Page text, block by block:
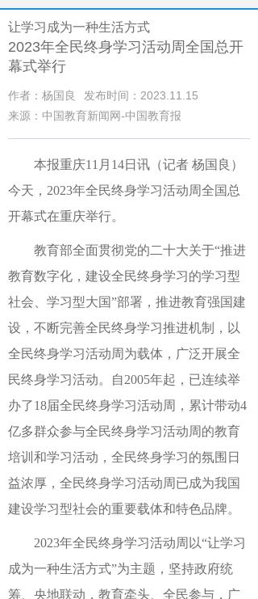
让学习成为一种生活方式
2023年全民终身学习活动周全国总开
幕式举行
作者：杨国良
发布时间：2023.11.15
来源：中国教育新闻网-中国教育报
本报重庆11月14日讯（记者 杨国良）
今天，2023年全民终身学习活动周全国总
开幕式在重庆举行。
教育部全面贯彻党的二十大关于“推进
教育数字化，建设全民终身学习的学习型
社会、学习型大国”部署，推进教育强国建
设，不断完善全民终身学习推进机制，以
全民终身学习活动周为载体，广泛开展全
民终身学习活动。自2005年起，已连续举
办了18届全民终身学习活动周，累计带动4
亿多群众参与全民终身学习活动周的教育
培训和学习活动，全民终身学习的氛围日
益浓厚，全民终身学习活动周已成为我国
建设学习型社会的重要载体和特色品牌。
2023年全民终身学习活动周以“让学习
成为一种生活方式”为主题，坚持政府统
筹、央地联动，教育牵头、全民参与，广